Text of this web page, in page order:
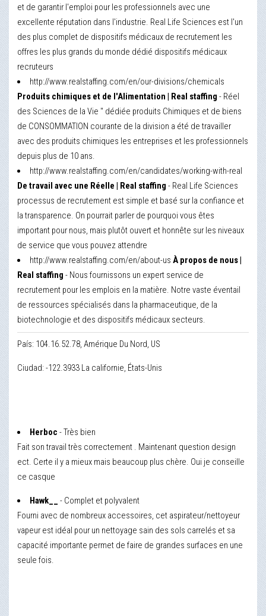
et de garantir l'emploi pour les professionnels avec une
excellente réputation dans l'industrie. Real Life Sciences est l'un
des plus complet de dispositifs médicaux de recrutement les
offres les plus grands du monde dédié dispositifs médicaux
recruteurs
http://www.realstaffing.com/en/our-divisions/chemicals
Produits chimiques et de l'Alimentation | Real staffing - Réel
des Sciences de la Vie " dédiée produits Chimiques et de biens
de CONSOMMATION courante de la division a été de travailler
avec des produits chimiques les entreprises et les professionnels
depuis plus de 10 ans.
http://www.realstaffing.com/en/candidates/working-with-real
De travail avec une Réelle | Real staffing - Real Life Sciences
processus de recrutement est simple et basé sur la confiance et
la transparence. On pourrait parler de pourquoi vous êtes
important pour nous, mais plutôt ouvert et honnête sur les niveaux
de service que vous pouvez attendre
http://www.realstaffing.com/en/about-us À propos de nous |
Real staffing - Nous fournissons un expert service de
recrutement pour les emplois en la matière. Notre vaste éventail
de ressources spécialisés dans la pharmaceutique, de la
biotechnologie et des dispositifs médicaux secteurs.
País: 104.16.52.78, Amérique Du Nord, US
Ciudad: -122.3933 La californie, États-Unis
Herboc - Très bien
Fait son travail très correctement . Maintenant question design
ect. Certe il y a mieux mais beaucoup plus chère. Oui je conseille
ce casque
Hawk__
- Complet et polyvalent
Fourni avec de nombreux accessoires, cet aspirateur/nettoyeur
vapeur est idéal pour un nettoyage sain des sols carrelés et sa
capacité importante permet de faire de grandes surfaces en une
seule fois.